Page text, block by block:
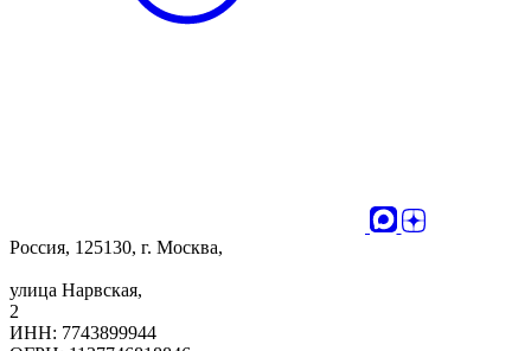
Россия, 125130, г. Москва,
улица Нарвская,
2
ИНН: 7743899944